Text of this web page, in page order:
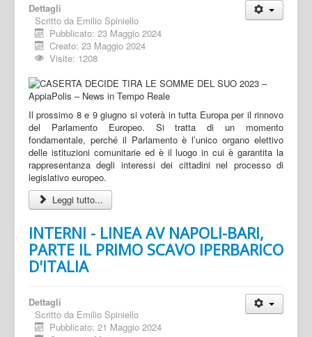
Dettagli
Scritto da Emilio Spiniello
Pubblicato: 23 Maggio 2024
Creato: 23 Maggio 2024
Visite: 1208
Il prossimo 8 e 9 giugno si voterà in tutta Europa per il rinnovo
del Parlamento Europeo. Si tratta di un momento
fondamentale, perché il Parlamento è l’unico organo elettivo
delle istituzioni comunitarie ed è il luogo in cui è garantita la
rappresentanza degli interessi dei cittadini nel processo di
legislativo europeo.
Leggi tutto...
INTERNI - LINEA AV NAPOLI-BARI,
PARTE IL PRIMO SCAVO IPERBARICO
D'ITALIA
Dettagli
Scritto da Emilio Spiniello
Pubblicato: 21 Maggio 2024